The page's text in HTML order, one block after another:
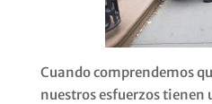
Cuando comprendemos
nuestros esfuerzos tienen